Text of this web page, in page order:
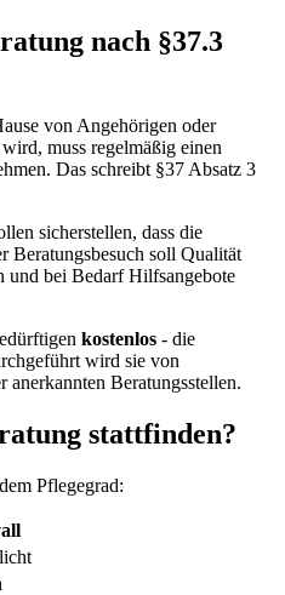
nach §37.3
von Angehörigen oder
muss regelmäßig einen
Das schreibt §37 Absatz 3
sicherstellen, dass die
Beratungsbesuch soll Qualität
und bei Bedarf Hilfsangebote
kostenlos - die
wird sie von
anerkannten Beratungsstellen.
stattfinden?
Pflegegrad: